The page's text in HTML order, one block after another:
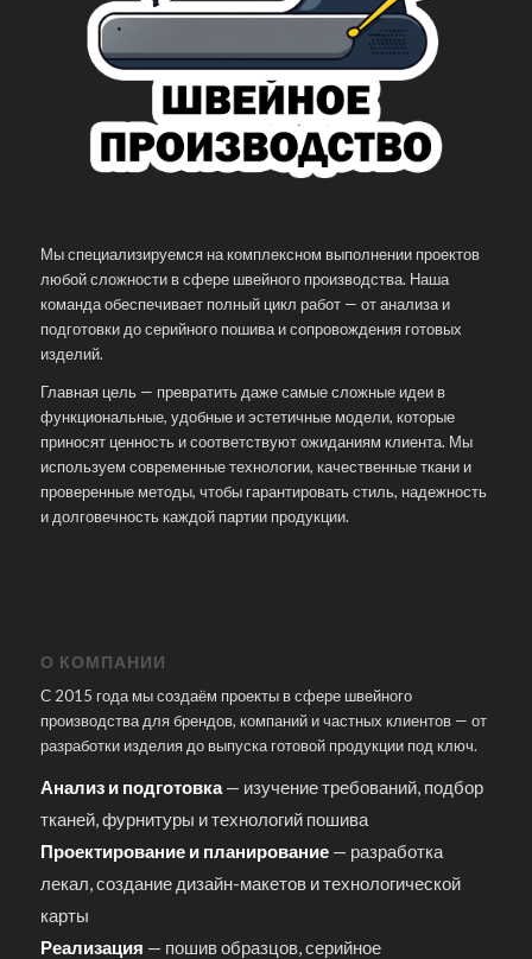
Мы специализируемся на комплексном выполнении проектов
любой сложности в сфере швейного производства. Наша
команда обеспечивает полный цикл работ — от анализа и
подготовки до серийного пошива и сопровождения готовых
изделий.
Главная цель — превратить даже самые сложные идеи в
функциональные, удобные и эстетичные модели, которые
приносят ценность и соответствуют ожиданиям клиента. Мы
используем современные технологии, качественные ткани и
проверенные методы, чтобы гарантировать стиль, надежность
и долговечность каждой партии продукции.
О КОМПАНИИ
С 2015 года мы создаём проекты в сфере швейного
производства для брендов, компаний и частных клиентов — от
разработки изделия до выпуска готовой продукции под ключ.
Анализ и подготовка— изучение требований, подбор
тканей, фурнитуры и технологий пошива
Проектирование и планирование— разработка
лекал, создание дизайн-макетов и технологической
карты
Реализация — пошив образцов, серийное